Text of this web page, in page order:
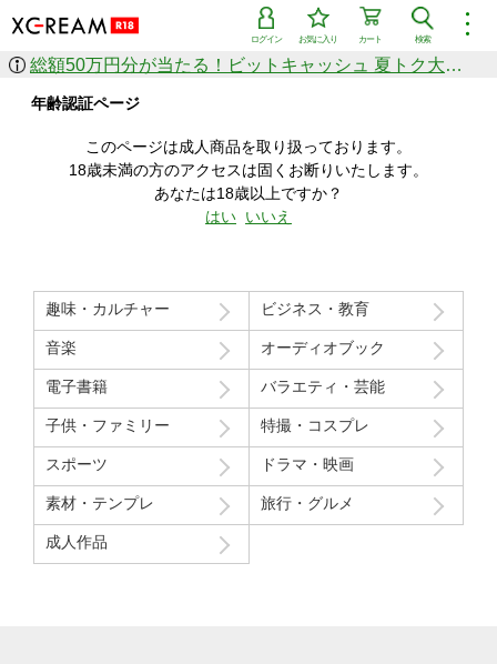
︙
検索
カート
お気に入り
ログイン
作品を探す
ジャンル
シリーズ
人気のセール中商品
新着セール中商品
すべての作品から探す
価格の安い順
価格の高い順
月間ランキング
年間ランキング
総額50万円分が当たる！ビットキャッシュ 夏トク大感謝祭
年齢認証ページ
このページは成人商品を取り扱っております。
18歳未満の方のアクセスは固くお断りいたします。
あなたは18歳以上ですか？
はい いいえ
趣味・カルチャー ビジネス・教育
音楽 オーディオブック
電子書籍 バラエティ・芸能
子供・ファミリー 特撮・コスプレ
スポーツ ドラマ・映画
素材・テンプレ 旅行・グルメ
成人作品